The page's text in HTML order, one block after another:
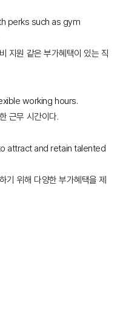
perks such as gym
지원 같은 부가혜택이 있는 직
working hours.
근무 시간이다.
attract and retain talented
기 위해 다양한 부가혜택을 제